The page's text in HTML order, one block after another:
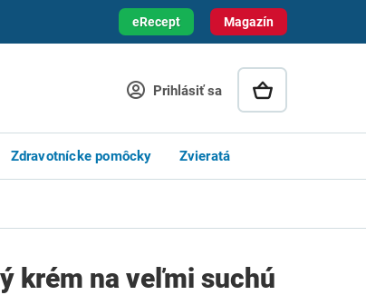
Magazín
eRecept
Prihlásiť sa
Zdravotnícke pomôcky Zvieratá
krém na veľmi suchú